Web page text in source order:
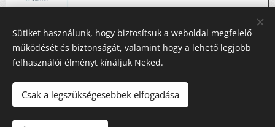
© 2021 Sziluette papirzsebkendő Minden jog fenntartva.
Sütiket használunk, hogy biztosítsuk a weboldal megfelelő
működését és biztonságát, valamint hogy a lehető legjobb
felhasználói élményt kínáljuk Neked.
Csak a legszükségesebbek elfogadása